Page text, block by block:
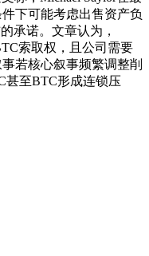
下可能考虑出售资产负
承诺。文章认为，
索取权，且公司需要
若核心叙事频繁调整削
甚至BTC形成连锁压